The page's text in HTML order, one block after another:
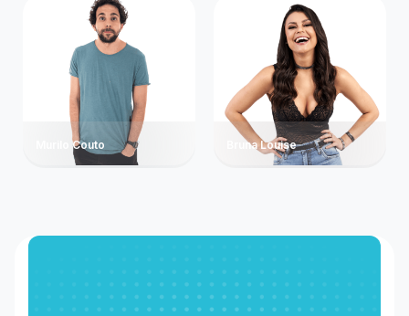
Murilo Couto Bruna Louise